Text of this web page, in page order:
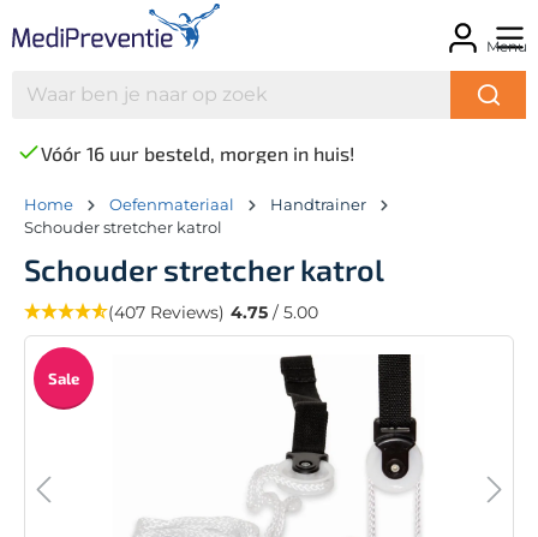
Menu
Vóór 16 uur besteld, morgen in huis!
Home Oefenmateriaal
Handtrainer
Schouder stretcher katrol
Schouder stretcher katrol
(407 Reviews) 4.75 / 5.00
Sale